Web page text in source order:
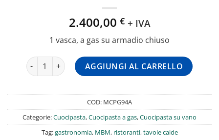
2.400,00 € + IVA
1 vasca, a gas su armadio chiuso
Cuocipasta a gas 1 vasca capacità 40 MAGISTRA PLUS
AGGIUNGI AL CARRELLO
COD: MCPG94A
Categorie:Cuocipasta,Cuocipasta a gas,Cuocipasta su vano
Tag:gastronomia, MBM, ristoranti,tavole calde